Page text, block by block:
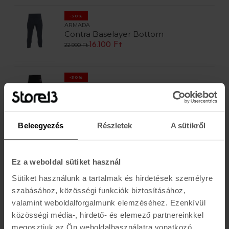
Beleegyezés Részletek A sütikről
Ez a weboldal sütiket használ
Sütiket használunk a tartalmak és hirdetések személyre
szabásához, közösségi funkciók biztosításához,
valamint weboldalforgalmunk elemzéséhez. Ezenkívül
közösségi média-, hirdető- és elemező partnereinkkel
megosztjuk az Ön weboldalhasználatra vonatkozó
-30%
ARMADA
Contra Baselayer Bottom
22.990 Ft 16.100 Ft
-30%
-30%
Contra Baselayer Bottom
-30%
ARMADA
Contra Baselayer Top